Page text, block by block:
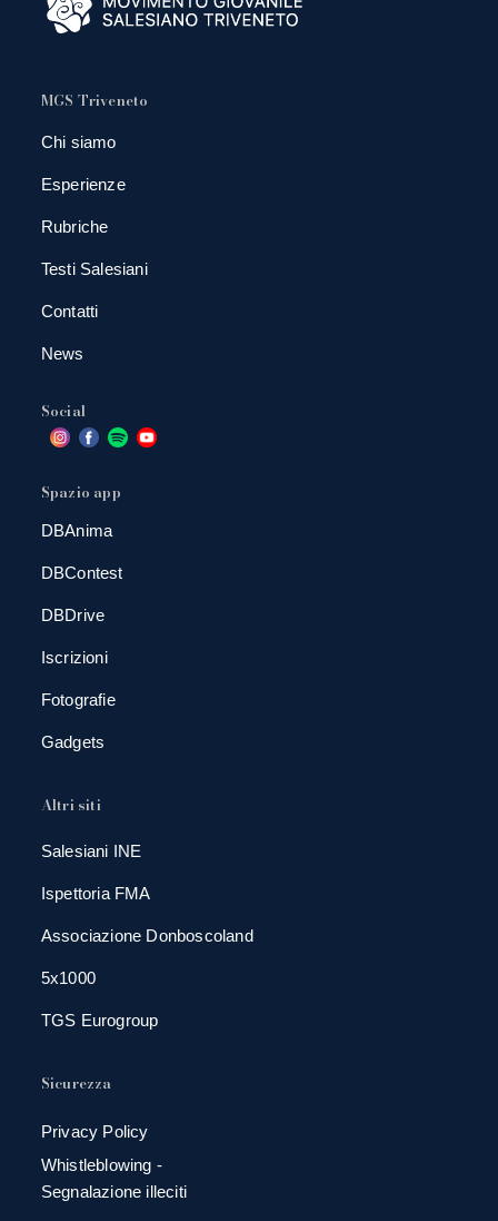
MGS Triveneto
Chi siamo
Esperienze
Rubriche
Testi Salesiani
Contatti
News
Social
Spazio app
DBAnima
DBContest
DBDrive
Iscrizioni
Fotografie
Gadgets
Altri siti
Salesiani INE
Ispettoria FMA
Associazione Donboscoland
5x1000
TGS Eurogroup
Sicurezza
Privacy Policy
Whistleblowing -
Segnalazione illeciti